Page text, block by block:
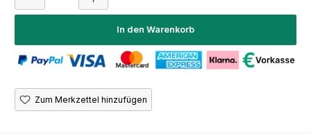
In den Warenkorb
Zum Merkzettel hinzufügen